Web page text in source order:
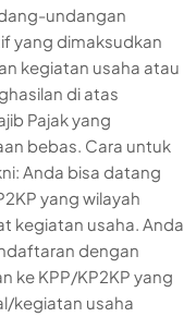
undangan
yang dimaksudkan
kegiatan usaha atau
di atas
Pajak yang
bebas. Cara untuk
Anda bisa datang
yang wilayah
kegiatan usaha. Anda
dengan
ke KPP/KP2KP yang
kegiatan usaha